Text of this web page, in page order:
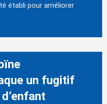
établi pour améliorer
un fugitif